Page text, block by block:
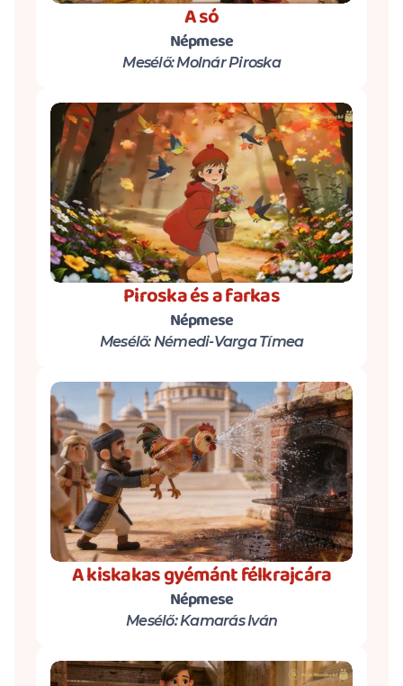
A só
Népmese
Mesélő: Molnár Piroska
Piroska és a farkas
Népmese
Mesélő: Némedi-Varga Tímea
A kiskakas gyémánt félkrajcára
Népmese
Mesélő: Kamarás Iván